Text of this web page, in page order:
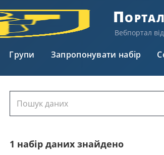
Вебпортал
Групи Запропонувати набір
1 набір даних знайдено